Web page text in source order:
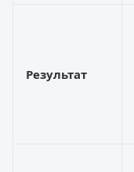
Результат